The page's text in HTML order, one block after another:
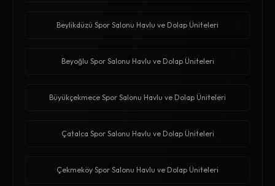
Beylikdüzü Spor Salonu Havlu ve Dolap Üniteleri
Beyoğlu Spor Salonu Havlu ve Dolap Üniteleri
Büyükçekmece Spor Salonu Havlu ve Dolap Üniteleri
Çatalca Spor Salonu Havlu ve Dolap Üniteleri
Çekmeköy Spor Salonu Havlu ve Dolap Üniteleri